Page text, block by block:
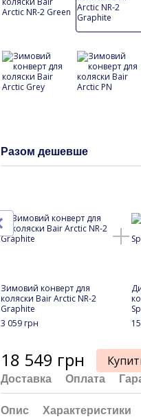
Разом дешевше
Зимовий конверт для
коляски Bair Arctic NR-2
Graphite
3 059 грн
18 549 грн
Доставка Оплата
Опис Характеристики